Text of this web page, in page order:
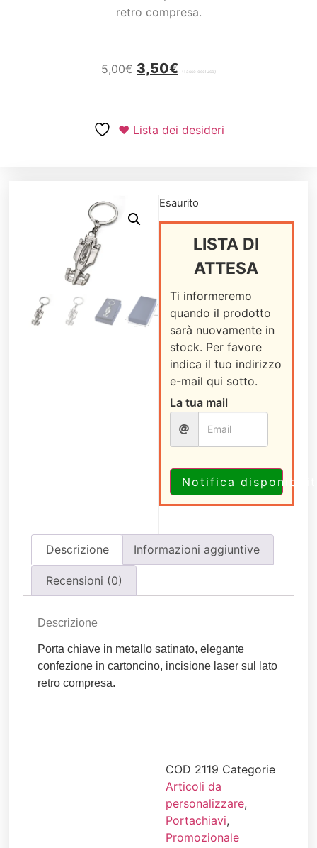
retro compresa.
5,00€ 3,50€ (Tasse escluse)
❤ Lista dei desideri
Esaurito
LISTA DI
ATTESA
Ti informeremo
quando il prodotto
sarà nuovamente in
stock. Per favore
indica il tuo indirizzo
e-mail qui sotto.
La tua mail
Notifica
Descrizione Informazioni aggiuntive
Recensioni (0)
Descrizione
Porta chiave in metallo satinato, elegante
confezione in cartoncino, incisione laser sul lato
retro compresa.
COD 2119 Categorie
Articoli da
personalizzare,
Portachiavi,
Promozionale